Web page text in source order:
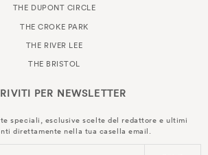
THE DUPONT CIRCLE
THE CROKE PARK
THE RIVER LEE
THE BRISTOL
PER NEWSLETTER
speciali, esclusive scelte del redattore e ultimi
direttamente nella tua casella email.